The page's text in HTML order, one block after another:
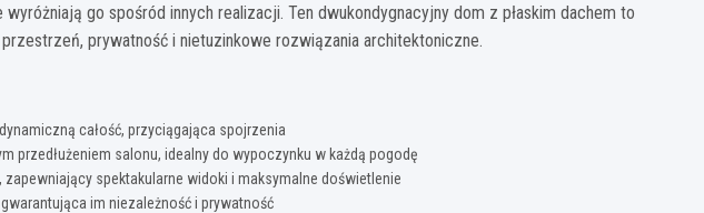
go spośród innych realizacji. Ten dwukondygnacyjny dom z płaskim dachem to
prywatność i nietuzinkowe rozwiązania architektoniczne.
całość, przyciągająca spojrzenia
przedłużeniem salonu, idealny do wypoczynku w każdą pogodę
spektakularne widoki i maksymalne doświetlenie
im niezależność i prywatność